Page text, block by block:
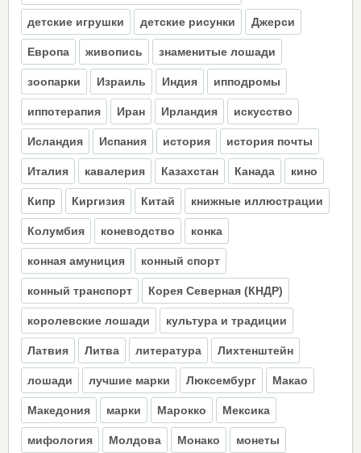
детские игрушки детские рисунки Джерси
Европа живопись знаменитые лошади
зоопарки Израиль Индия ипподромы
иппотерапия Иран Ирландия искусство
Исландия Испания история история почты
Италия кавалерия Казахстан Канада кино
Кипр Киргизия Китай книжные иллюстрации
Колумбия коневодство конка
конная амуниция конный спорт
конный транспорт Корея Северная (КНДР)
королевские лошади культура и традиции
Латвия Литва литература Лихтенштейн
лошади лучшие марки Люксембург Макао
Македония марки Марокко Мексика
мифология Молдова Монако монеты